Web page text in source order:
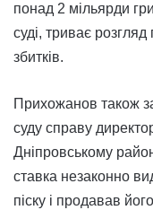
понад 2 мільярди
суді, триває
збитків.
Прихожанов також
суду справу
Дніпровському
ставка незаконно
піску і продавав